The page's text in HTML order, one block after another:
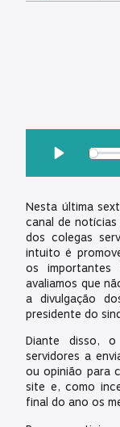
Nesta última
canal de
dos colegas
intuito é
os
avaliamos que
a divulgação
presidente do
Diante disso,
servidores a
ou opinião para
site e, como
final do ano os